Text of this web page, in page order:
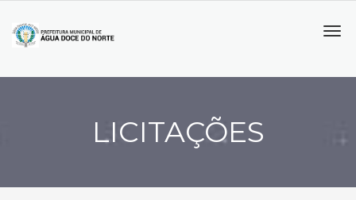
LICITAÇÕES